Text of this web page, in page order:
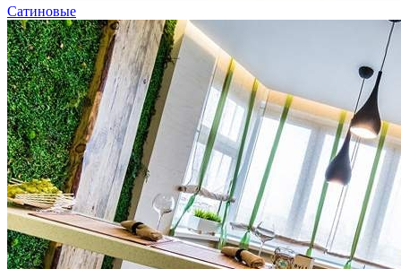
Сатиновые